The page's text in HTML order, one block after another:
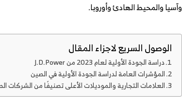
وآسيا والمحيط الهادئ وأوروبا.
الوصول السريع لاجزاء المقال
دراسة الجودة الأولية لعام 2023 من J.D.Power
المؤشرات العامة لدراسة الجودة الأولية في الصين
العلامات التجارية والموديلات الأعلى تصنيفًا من الشركات